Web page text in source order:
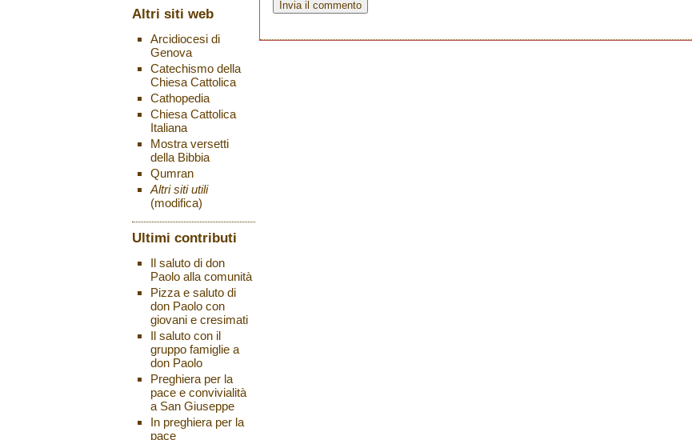
Altri siti web
Arcidiocesi di
Genova
Catechismo della
Chiesa Cattolica
Cathopedia
Chiesa Cattolica
Italiana
Mostra versetti
della Bibbia
Qumran
Altri siti utili
(modifica)
Ultimi contributi
Il saluto di don
Paolo alla comunità
Pizza e saluto di
don Paolo con
giovani e cresimati
Il saluto con il
gruppo famiglie a
don Paolo
Preghiera per la
pace e convivialità
a San Giuseppe
In preghiera per la
pace